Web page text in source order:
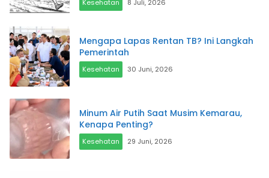
Kesehatan 8 Juli, 2026
Mengapa Lapas Rentan TB? Ini Langkah
Pemerintah
Kesehatan 30 Juni, 2026
Minum Air Putih Saat Musim Kemarau,
Kenapa Penting?
Kesehatan 29 Juni, 2026